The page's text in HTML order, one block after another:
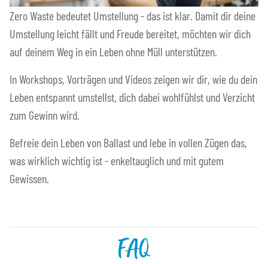
Zero Waste bedeutet Umstellung - das ist klar. Damit dir deine
Umstellung leicht fällt und Freude bereitet, möchten wir dich
auf deinem Weg in ein Leben ohne Müll unterstützen.
In Workshops, Vorträgen und Videos zeigen wir dir, wie du dein
Leben entspannt umstellst, dich dabei wohlfühlst und Verzicht
zum Gewinn wird.
Befreie dein Leben von Ballast und lebe in vollen Zügen das,
was wirklich wichtig ist - enkeltauglich und mit gutem
Gewissen.
FAQ